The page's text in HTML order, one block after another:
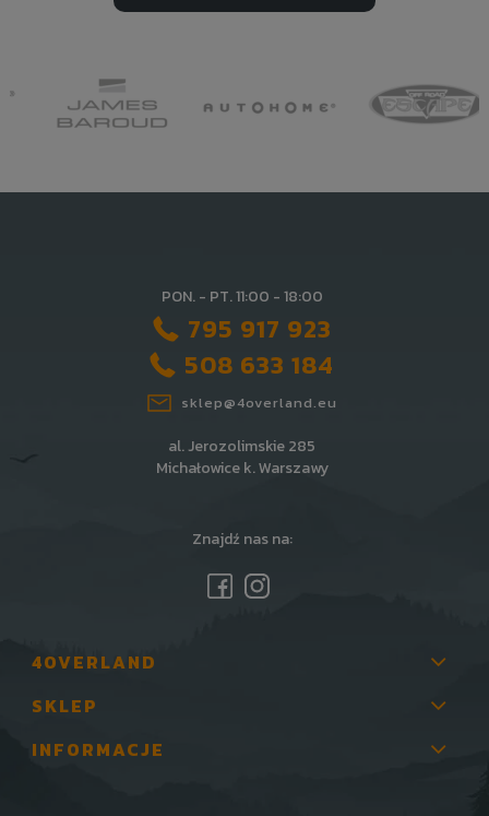
PON. - PT. 11:00 - 18:00
795 917 923
508 633 184
sklep@4overland.eu
al. Jerozolimskie 285
Michałowice k. Warszawy
Znajdź nas na:
4OVERLAND
SKLEP
INFORMACJE